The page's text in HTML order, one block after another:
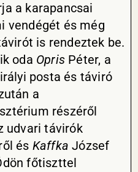
a karapancsai
vendégét és még
is rendeztek be.
oda Opris Péter, a
posta és táviró
a
részéről
udvari távirók
és KaffkaJózsef
főtiszttel